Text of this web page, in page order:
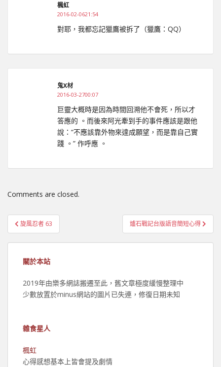
楓虹
2016-02-0621:54
對耶，我都忘記獵鷹被拆了（獵鷹：QQ）
鬼X材
2016-03-2700:07
巨靈大概時是因為時間回溯他不會死，所以才
答應的 。而後來阿光牽到手的事件應該是跟他
說：“不應該靠外物來達成願望，而是靠自己實
踐 。” 作呼應 。
Comments are closed.
文
章
導
旋風忍者 63 爐石戰記台版語音簡短心得
關於本站
2019年由樂多網誌搬遷至此，舊文章極度緩慢整理中
少數放置於minus網站的圖片已失連，修復日期未知
雜食星人
楓虹
心得感想基本上皆會提及劇情